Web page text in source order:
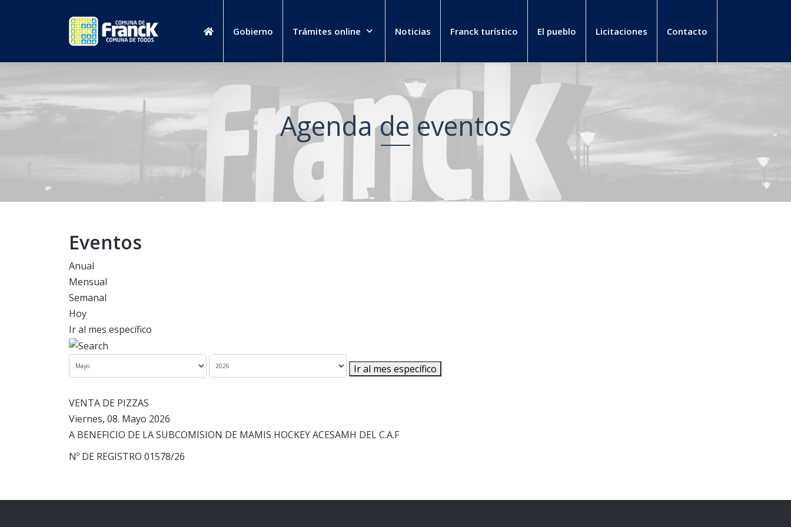
Gobierno Trámites online Noticias Franck turístico El pueblo Licitaciones Contacto
Agenda de eventos
Eventos
Anual
Mensual
Semanal
Hoy
Ir al mes específico
Ir al mes específico
VENTA DE PIZZAS
Viernes, 08. Mayo 2026
A BENEFICIO DE LA SUBCOMISION DE MAMIS HOCKEY ACESAMH DEL C.A.F
Nº DE REGISTRO 01578/26